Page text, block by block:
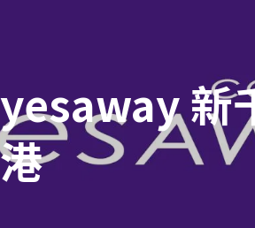
yesaway 新
港